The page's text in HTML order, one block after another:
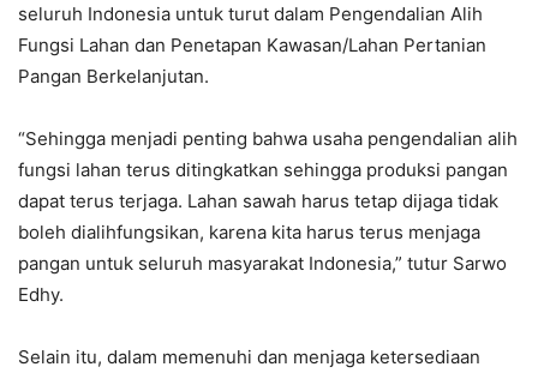
seluruh Indonesia untuk turut dalam Pengendalian Alih
Fungsi Lahan dan Penetapan Kawasan/Lahan Pertanian
Pangan Berkelanjutan.
“Sehingga menjadi penting bahwa usaha pengendalian alih
fungsi lahan terus ditingkatkan sehingga produksi pangan
dapat terus terjaga. Lahan sawah harus tetap dijaga tidak
boleh dialihfungsikan, karena kita harus terus menjaga
pangan untuk seluruh masyarakat Indonesia,” tutur Sarwo
Edhy.
Selain itu, dalam memenuhi dan menjaga ketersediaan